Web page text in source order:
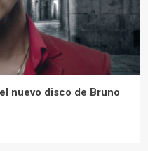
nuevo disco de Bruno